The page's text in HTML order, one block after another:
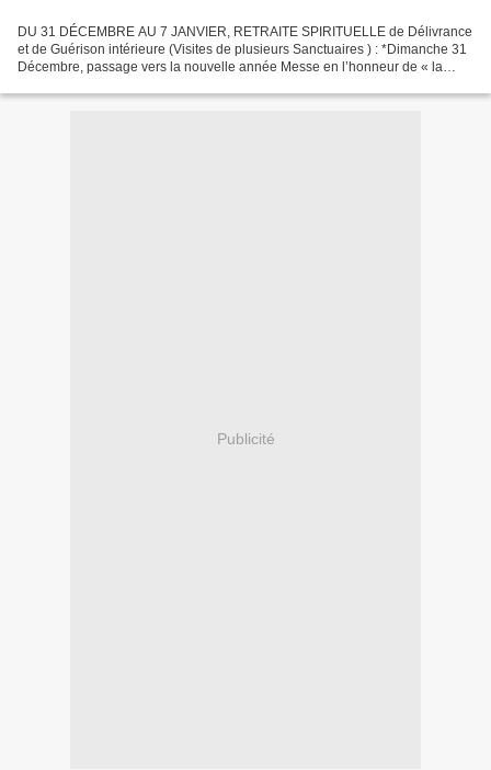
DU 31 DÉCEMBRE AU 7 JANVIER, RETRAITE SPIRITUELLE de Délivrance
et de Guérison intérieure (Visites de plusieurs Sanctuaires ) : *Dimanche 31
Décembre, passage vers la nouvelle année Messe en l’honneur de « la
Publicité